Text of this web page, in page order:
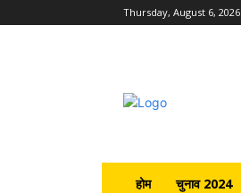
Thursday, August 6, 2026
होम चुनाव 2024